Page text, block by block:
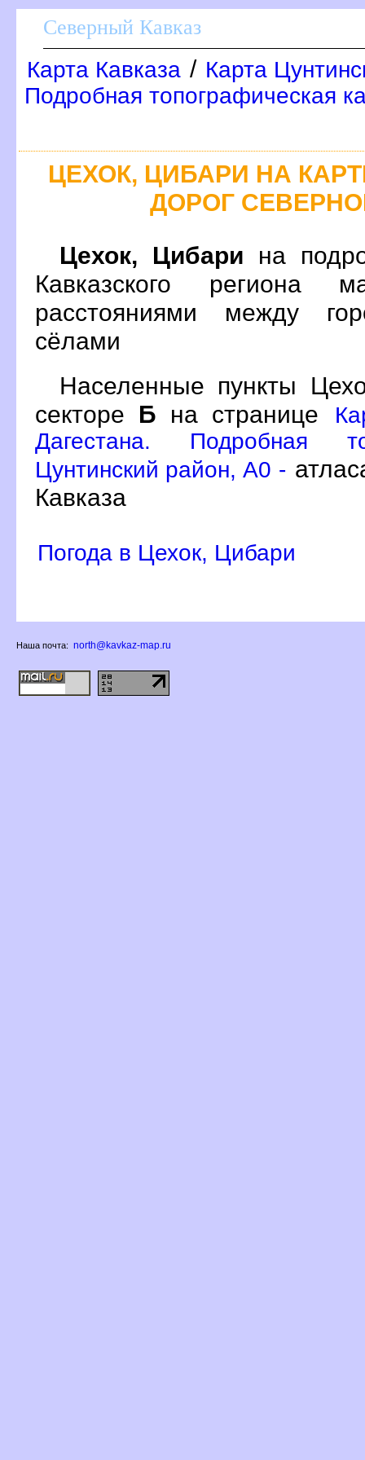
Северный Кавказ
Карта Кавказа / Карта
Подробная топографическая
ЦЕХОК, ЦИБАРИ НА
ДОРОГ
Цехок, Цибари на
Кавказского региона
расстояниями между
сёлами
Населенные пункты
секторе Б на странице
Дагестана. Подробная
Цунтинский район, A0 -
Кавказа
Погода в Цехок, Цибари
Наша почта: north@kavkaz-map.ru